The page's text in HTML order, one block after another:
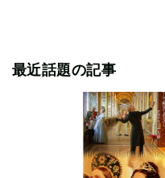
最近話題の記事